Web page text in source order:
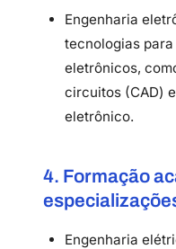
Engenharia
tecnologias
eletrônicos,
circuitos (CAD)
eletrônico.
4. Formação
Engenharia